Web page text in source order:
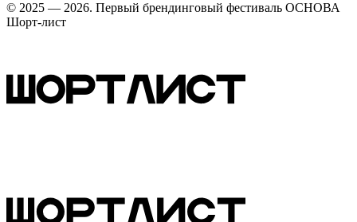
© 2025 — 2026. Первый брендинговый фестиваль ОСНОВА
Шорт-лист